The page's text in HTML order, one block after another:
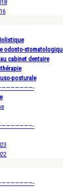
odonto-
cabinet dentaire
posturale